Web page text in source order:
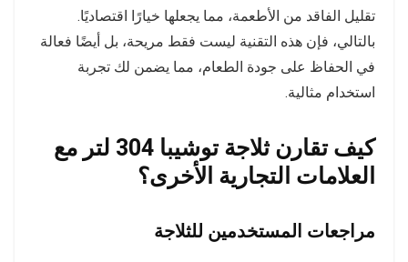
تقليل الفاقد من الأطعمة، مما يجعلها خيارًا اقتصاديًا.
بالتالي، فإن هذه التقنية ليست فقط مريحة، بل أيضًا فعالة
في الحفاظ على جودة الطعام، مما يضمن لك تجربة
استخدام مثالية.
كيف تقارن ثلاجة توشيبا 304 لتر مع
العلامات التجارية الأخرى؟
مراجعات المستخدمين للثلاجة